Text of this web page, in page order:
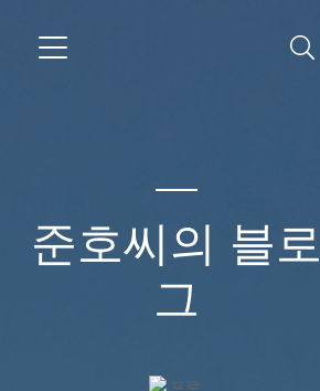
준호씨의 블로
그